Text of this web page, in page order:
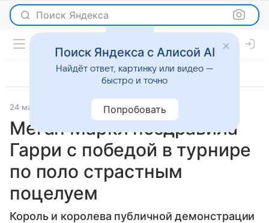
Поиск Яндекса
24 мая 2022 Журнал OK! Светская жизнь
Меган Маркл поздравила
Гарри с победой в турнире
по поло страстным
поцелуем
Король и королева публичной демонстрации
Поиск Яндекса с Алисой AI
Найдёт ответ, картинку или видео —
быстро и точно
Попробовать